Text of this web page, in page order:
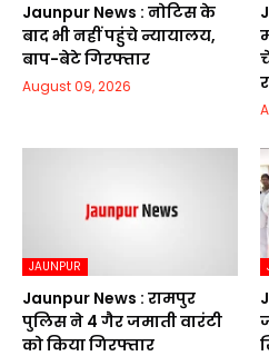
Jaunpur News : नोटिस के
बाद भी नहीं पहुंचे न्यायालय,
बाप-बेटे गिरफ्तार
August 09, 2026
JAUNPUR
Jaunpur News : रामपुर
पुलिस ने 4 गैर जमाती वारंटी
को किया गिरफ्तार